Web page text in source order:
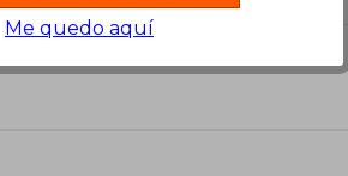
Me quedo aquí